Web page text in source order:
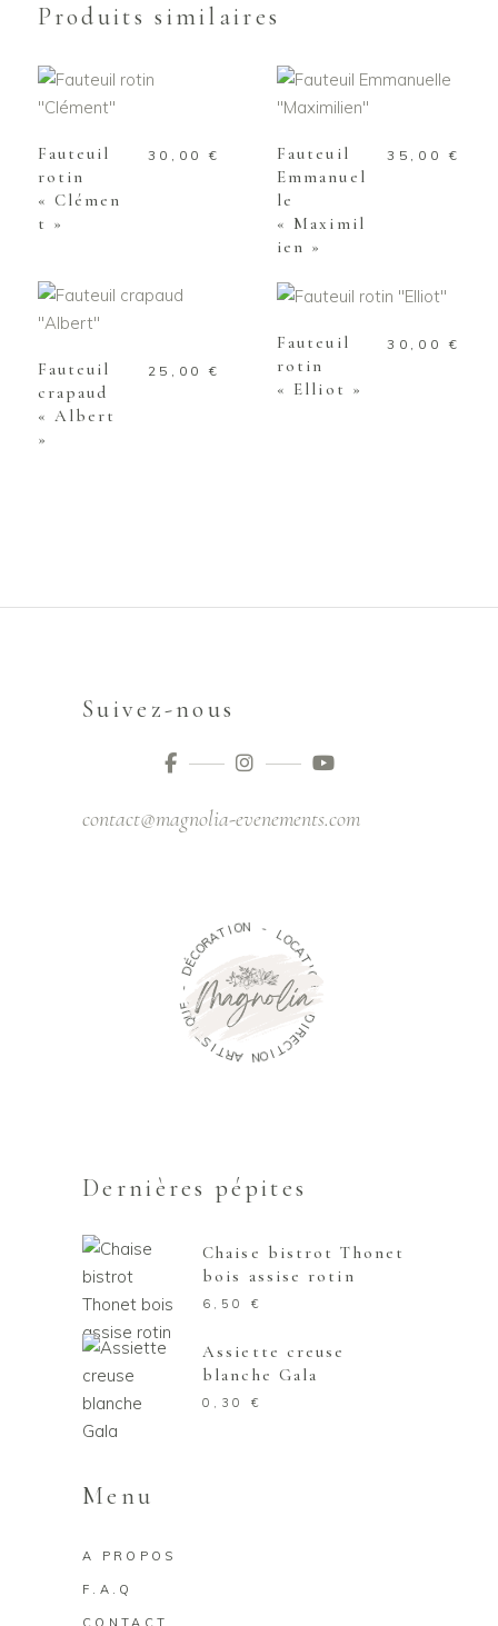
Produits similaires
AJOUTER AU
PANIER
Fauteuil
rotin
« Clémen
t »
30,00€
AJOUTER AU
PANIER
Fauteuil
Emmanuel
le
« Maximil
ien »
35,00 €
AJOUTER AU
Fauteuil
crapaud
« Albert
»
25,00€
PANIER
Fauteuil
rotin
« Elliot »
30,00 €
Suivez-nous
contact@magnolia-evenements.com
D
É
CORATIO N -
L
O
C
A
T
O
N
-
D
I
R
E
C
T
I
O
N
A
R
T
I
S
T
I
Q
E
-
Dernières pépites
Chaise bistrot Thonet
bois assise rotin
6,50 €
Assiette creuse
blanche Gala
0,30 €
Menu
A PROPOS
F.A.Q
CONTACT